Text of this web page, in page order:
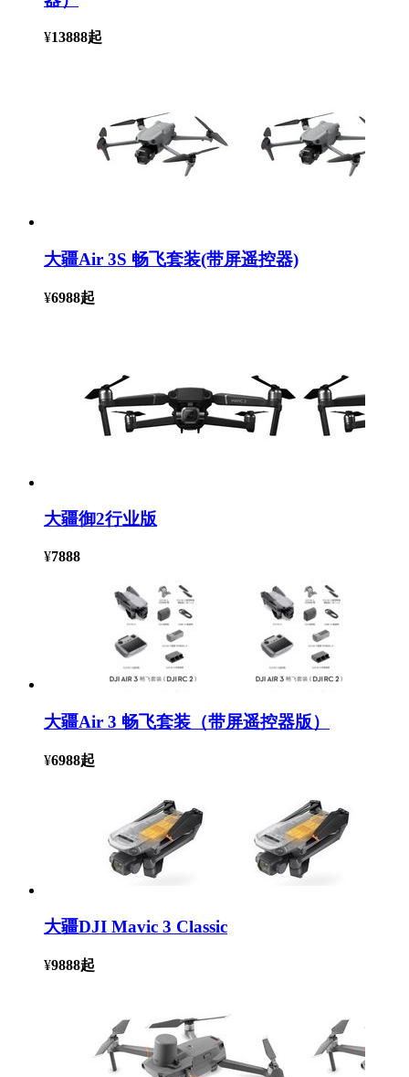
¥13888起
大疆Air 3S 畅飞套装(带屏遥控器)
¥6988起
大疆御2行业版
¥7888
大疆Air 3 畅飞套装（带屏遥控器版）
¥6988起
大疆DJI Mavic 3 Classic
¥9888起